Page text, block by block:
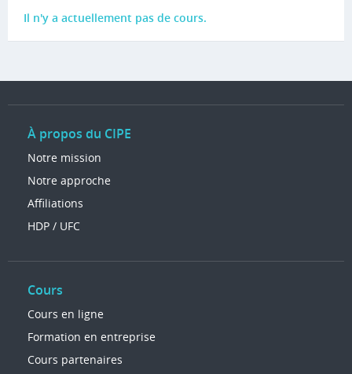
Il n'y a actuellement pas de cours.
À propos du CIPE
Notre mission
Notre approche
Affiliations
HDP / UFC
Cours
Cours en ligne
Formation en entreprise
Cours partenaires